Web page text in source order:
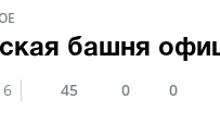
башня
45 0 0